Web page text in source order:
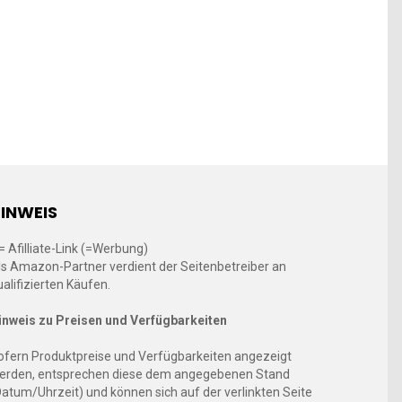
Afilliate-Link (=Werbung)
Amazon-Partner verdient der Seitenbetreiber an
Käufen.
zu Preisen und Verfügbarkeiten
Produktpreise und Verfügbarkeiten angezeigt
entsprechen diese dem angegebenen Stand
Uhrzeit) und können sich auf der verlinkten Seite